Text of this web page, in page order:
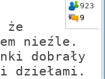
923
9
że
nieźle.
dobrały
dziełami.